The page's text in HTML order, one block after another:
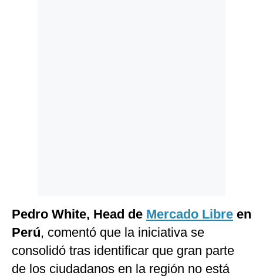
Pedro White, Head de Mercado Libre en
Perú, comentó que la iniciativa se
consolidó tras identificar que gran parte
de los ciudadanos en la región no está